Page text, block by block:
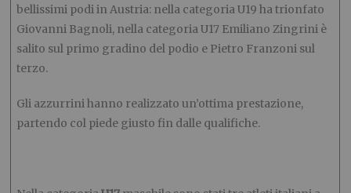
bellissimi podi in Austria: nella categoria U19 ha trionfato
Giovanni Bagnoli, nella categoria U17 Emiliano Zingrini è
salito sul primo gradino del podio e Pietro Franzoni sul
terzo.
Gli azzurrini hanno realizzato un’ottima prestazione,
partendo col piede giusto fin dalle qualifiche.